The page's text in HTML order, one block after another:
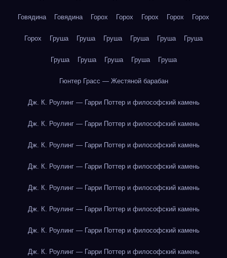
Говядина Говядина Горох Горох Горох Горох Горох
Горох Груша Груша Груша Груша Груша Груша
Груша Груша Груша Груша Груша
Гюнтер Грасс — Жестяной барабан
Дж. К. Роулинг — Гарри Поттер и философский камень
Дж. К. Роулинг — Гарри Поттер и философский камень
Дж. К. Роулинг — Гарри Поттер и философский камень
Дж. К. Роулинг — Гарри Поттер и философский камень
Дж. К. Роулинг — Гарри Поттер и философский камень
Дж. К. Роулинг — Гарри Поттер и философский камень
Дж. К. Роулинг — Гарри Поттер и философский камень
Дж. К. Роулинг — Гарри Поттер и философский камень